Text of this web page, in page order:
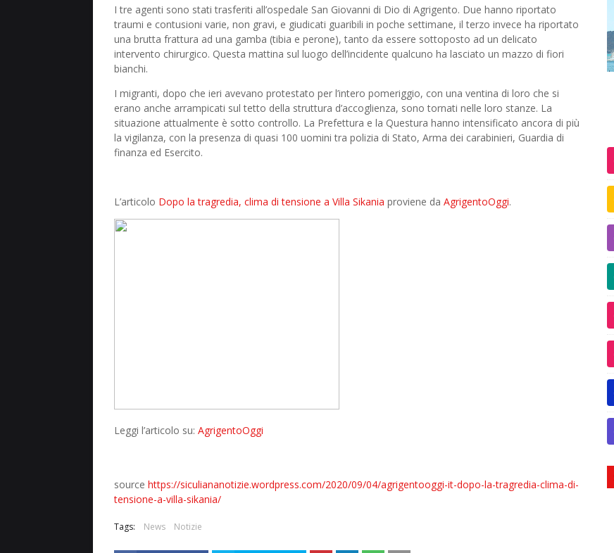
I tre agenti sono stati trasferiti all’ospedale San Giovanni di Dio di Agrigento. Due hanno riportato
traumi e contusioni varie, non gravi, e giudicati guaribili in poche settimane, il terzo invece ha riportato
una brutta frattura ad una gamba (tibia e perone), tanto da essere sottoposto ad un delicato
intervento chirurgico. Questa mattina sul luogo dell’incidente qualcuno ha lasciato un mazzo di fiori
bianchi.
I migranti, dopo che ieri avevano protestato per l’intero pomeriggio, con una ventina di loro che si
erano anche arrampicati sul tetto della struttura d’accoglienza, sono tornati nelle loro stanze. La
situazione attualmente è sotto controllo. La Prefettura e la Questura hanno intensificato ancora di più
la vigilanza, con la presenza di quasi 100 uomini tra polizia di Stato, Arma dei carabinieri, Guardia di
finanza ed Esercito.
L’articolo Dopo la tragredia, clima di tensione a Villa Sikania proviene da AgrigentoOggi.
Leggi l’articolo su: AgrigentoOggi
source https://siculiananotizie.wordpress.com/2020/09/04/agrigentooggi-it-dopo-la-tragredia-clima-di-
tensione-a-villa-sikania/
Tags: News Notizie